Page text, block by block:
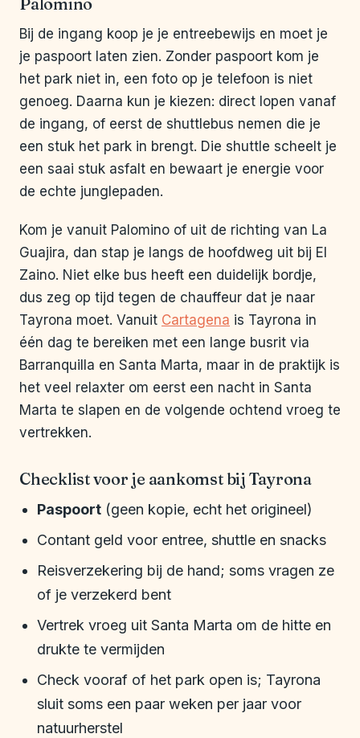
Bij de ingang koop je je entreebewijs en moet je
je paspoort laten zien. Zonder paspoort kom je
het park niet in, een foto op je telefoon is niet
genoeg. Daarna kun je kiezen: direct lopen vanaf
de ingang, of eerst de shuttlebus nemen die je
een stuk het park in brengt. Die shuttle scheelt je
een saai stuk asfalt en bewaart je energie voor
de echte junglepaden.
Kom je vanuit Palomino of uit de richting van La
Guajira, dan stap je langs de hoofdweg uit bij El
Zaino. Niet elke bus heeft een duidelijk bordje,
dus zeg op tijd tegen de chauffeur dat je naar
Tayrona moet. Vanuit Cartagena is Tayrona in
één dag te bereiken met een lange busrit via
Barranquilla en Santa Marta, maar in de praktijk is
het veel relaxter om eerst een nacht in Santa
Marta te slapen en de volgende ochtend vroeg te
vertrekken.
Checklist voor je aankomst bij Tayrona
Paspoort (geen kopie, echt het origineel)
Contant geld voor entree, shuttle en snacks
Reisverzekering bij de hand; soms vragen ze
of je verzekerd bent
Vertrek vroeg uit Santa Marta om de hitte en
drukte te vermijden
Check vooraf of het park open is; Tayrona
sluit soms een paar weken per jaar voor
natuurherstel